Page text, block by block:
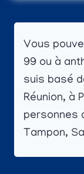
Vous
99 ou à
suis basé
Réunion, à
personnes
Tampon,